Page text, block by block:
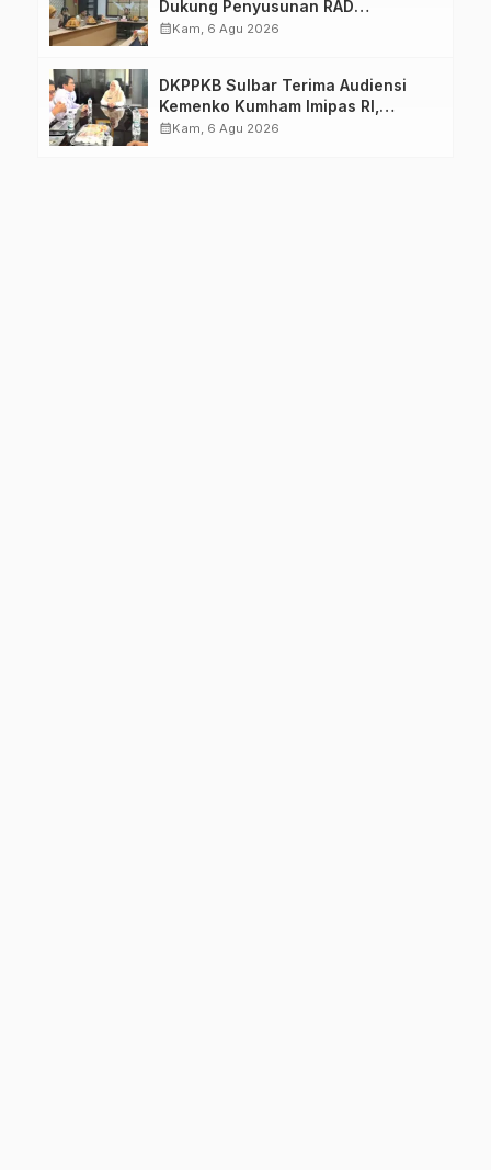
Dukung Penyusunan RAD
TPB/SDGs Sulawesi Barat
calendar_monthKam, 6 Agu 2026
DKPPKB Sulbar Terima Audiensi
Kemenko Kumham Imipas RI,
Perkuat Pelayanan Kesehatan bagi
calendar_monthKam, 6 Agu 2026